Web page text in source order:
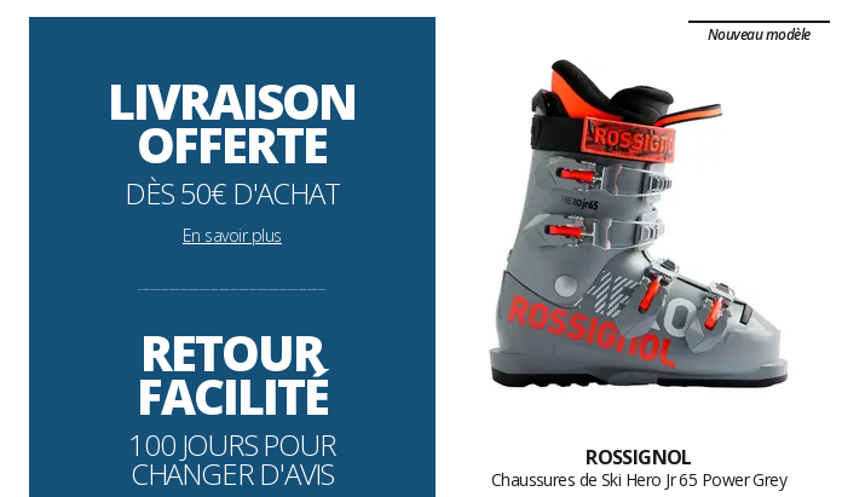
LIVRAISON
OFFERTE
DÈS 50€ D'ACHAT
En savoir plus
--------------------------------------------------------------------
RETOUR
FACILITÉ
100 JOURS POUR
CHANGER D'AVIS
Nouveau modèle
ROSSIGNOL
Chaussures de Ski Hero Jr 65 Power Grey